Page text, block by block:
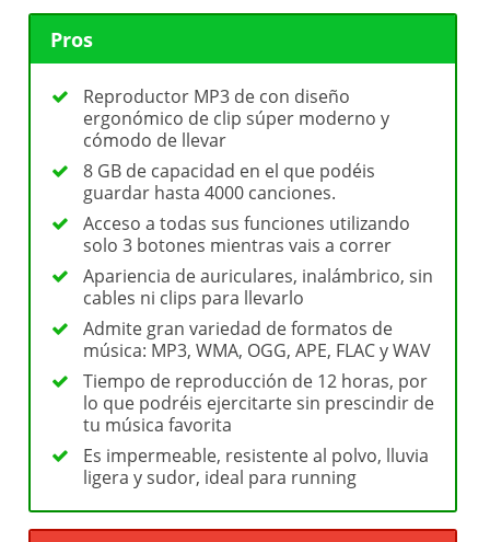
Pros
Reproductor MP3 de con diseño
ergonómico de clip súper moderno y
cómodo de llevar
8 GB de capacidad en el que podéis
guardar hasta 4000 canciones.
Acceso a todas sus funciones utilizando
solo 3 botones mientras vais a correr
Apariencia de auriculares, inalámbrico, sin
cables ni clips para llevarlo
Admite gran variedad de formatos de
música: MP3, WMA, OGG, APE, FLAC y WAV
Tiempo de reproducción de 12 horas, por
lo que podréis ejercitarte sin prescindir de
tu música favorita
Es impermeable, resistente al polvo, lluvia
ligera y sudor, ideal para running